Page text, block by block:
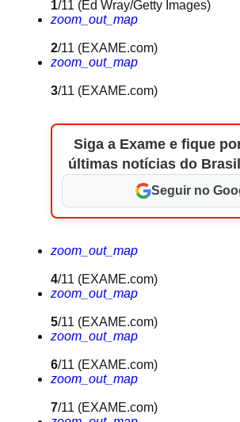
1/11 (Ed Wray/Getty Images)
zoom_out_map
2/11 (EXAME.com)
zoom_out_map
3/11 (EXAME.com)
Siga a Exame e fique
últimas notícias do
Seguir no
zoom_out_map
4/11 (EXAME.com)
zoom_out_map
5/11 (EXAME.com)
zoom_out_map
6/11 (EXAME.com)
zoom_out_map
7/11 (EXAME.com)